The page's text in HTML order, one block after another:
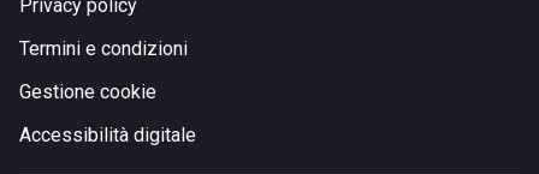
Privacy policy
Termini e condizioni
Gestione cookie
Accessibilità digitale